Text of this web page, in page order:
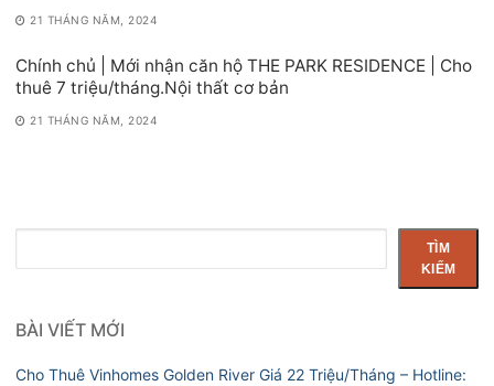
21 THÁNG NĂM, 2024
Chính chủ | Mới nhận căn hộ THE PARK RESIDENCE | Cho
thuê 7 triệu/tháng.Nội thất cơ bản
21 THÁNG NĂM, 2024
kiếm
TÌM
KIẾM
BÀI VIẾT MỚI
Cho Thuê Vinhomes Golden River Giá 22 Triệu/Tháng – Hotline: